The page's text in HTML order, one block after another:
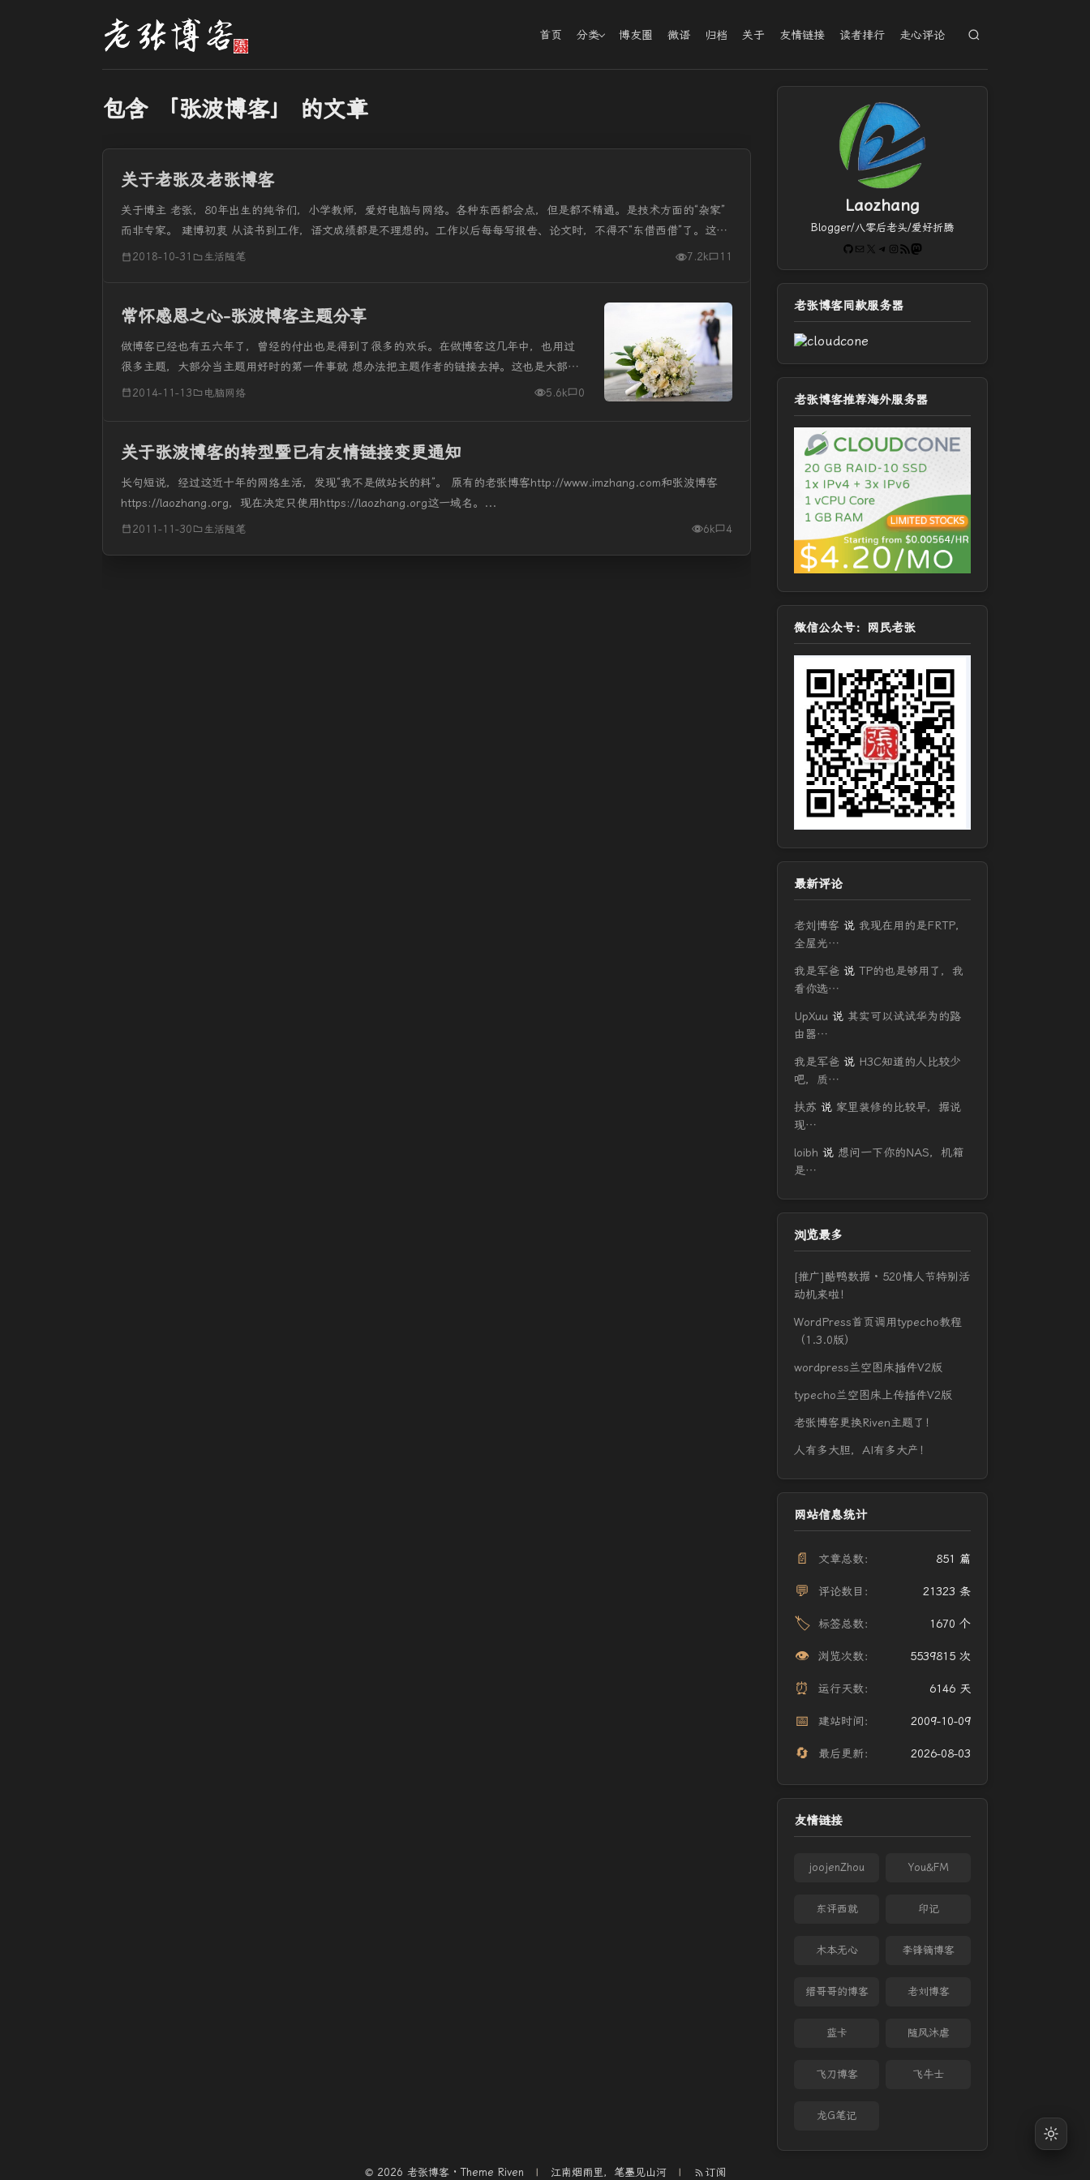
首页 分类 博友圈 微语 归档 关于 友情链接 读者排行 走心评论
包含 「张波博客」 的文章
关于老张及老张博客
关于博主 老张，80年出生的纯爷们，小学教师，爱好电脑与网络。各种东西都会点，但是都不精通。是技术方面的“杂家”
而非专家。 建博初衷 从读书到工作，语文成绩都是不理想的。工作以后每每写报告、论文时，不得不“东借西借”了。这时
才真正意义上...
2018-10-31 生活随笔 7.2k 11
常怀感恩之心-张波博客主题分享
做博客已经也有五六年了，曾经的付出也是得到了很多的欢乐。在做博客这几年中，也用过
很多主题，大部分当主题用好时的第一件事就 想办法把主题作者的链接去掉。这也是大部分
站长经常做的事。 一款主题的开发经历一个漫长的过程，调试、修改、调试、修改...
2014-11-13 电脑网络 5.6k 0
关于张波博客的转型暨已有友情链接变更通知
长句短说，经过这近十年的网络生活，发现“我不是做站长的料”。 原有的老张博客http://www.imzhang.com和张波博客
https://laozhang.org，现在决定只使用https://laozhang.org这一域名。...
2011-11-30 生活随笔 6k 4
Laozhang
Blogger/八零后老头/爱好折腾
GitHub
电子邮件 X Telegram
Instagram
RSS FeedMastodon
老张博客同款服务器
老张博客推荐海外服务器
微信公众号：网民老张
最新评论
老刘博客 说 我现在用的是FRTP，
全屋光…
我是军爸 说 TP的也是够用了，我
看你选…
UpXuu 说 其实可以试试华为的路
由器…
我是军爸 说 H3C知道的人比较少
吧，质…
扶苏 说 家里装修的比较早，据说
现…
loibh 说 想问一下你的NAS，机箱
是…
浏览最多
[推广]酷鸭数据 · 520情人节特别活
动机来啦！
WordPress首页调用typecho教程
（1.3.0版）
wordpress兰空图床插件V2版
typecho兰空图床上传插件V2版
老张博客更换Riven主题了！
人有多大胆，AI有多大产！
网站信息统计
📄 文章总数： 851 篇
💬 评论数目： 21323 条
🏷️ 标签总数： 1670 个
👁️ 浏览次数： 5539815 次
⏰ 运行天数： 6146 天
📅 建站时间： 2009-10-09
🔄 最后更新： 2026-08-03
友情链接
joojenZhou You&FM
东评西就 印记
木本无心 李锋镝博客
缙哥哥的博客 老刘博客
蓝卡 随风沐虐
飞刀博客 飞牛士
龙G笔记
© 2026 老张博客 · Theme Riven 江南烟雨里，笔墨见山河 订阅